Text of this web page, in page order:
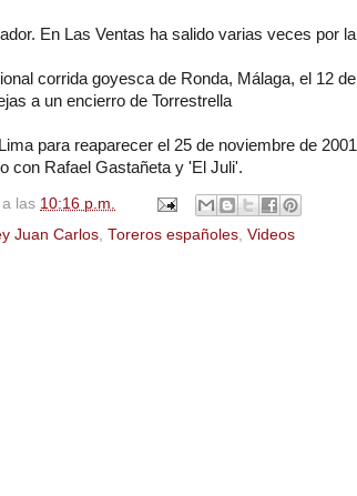
En Las Ventas ha salido varias veces por
corrida goyesca de Ronda, Málaga, el 12
a un encierro de Torrestrella
para reaparecer el 25 de noviembre de
con Rafael Gastañeta y 'El Juli'.
a las 10:16 p.m.
Juan Carlos Toreros españoles Videos